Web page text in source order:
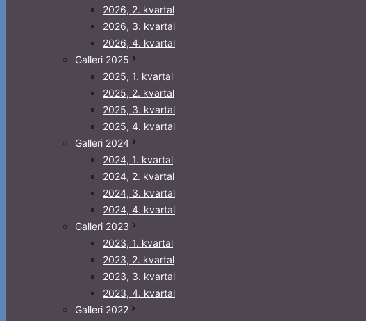
2026, 2. kvartal
2026, 3. kvartal
2026, 4. kvartal
Galleri 2025
2025, 1. kvartal
2025, 2. kvartal
2025, 3. kvartal
2025, 4. kvartal
Galleri 2024
2024, 1. kvartal
2024, 2. kvartal
2024, 3. kvartal
2024, 4. kvartal
Galleri 2023
2023, 1. kvartal
2023, 2. kvartal
2023, 3. kvartal
2023, 4. kvartal
Galleri 2022